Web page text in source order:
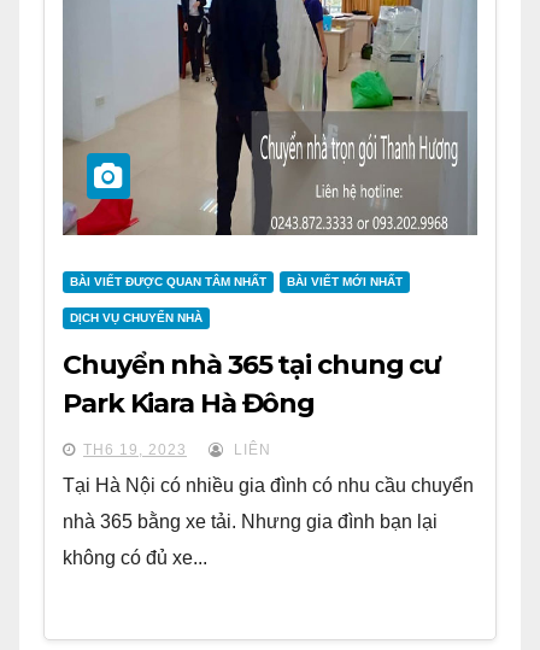
BÀI VIẾT ĐƯỢC QUAN TÂM NHẤT BÀI VIẾT MỚI NHẤT
DỊCH VỤ CHUYỂN NHÀ
Chuyển nhà 365 tại chung cư
Park Kiara Hà Đông
TH6 19, 2023 LIÊN
Tại Hà Nội có nhiều gia đình có nhu cầu chuyển
nhà 365 bằng xe tải. Nhưng gia đình bạn lại
không có đủ xe...